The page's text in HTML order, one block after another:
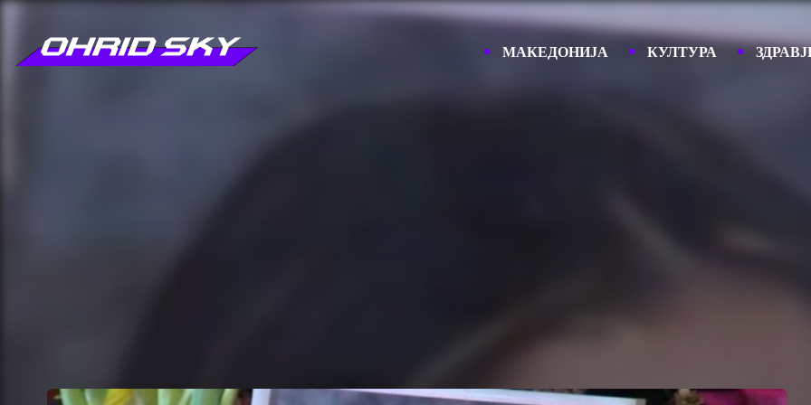
МАКЕДОНИЈА КУЛТУРА